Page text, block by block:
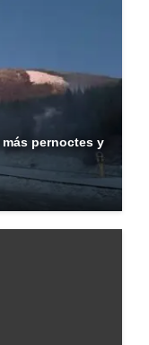
pernoctes y